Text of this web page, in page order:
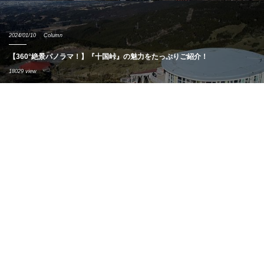
2024/01/10 Column
【360°絶景パノラマ！】『十国峠』の魅力をたっぷりご紹介！
18029 view